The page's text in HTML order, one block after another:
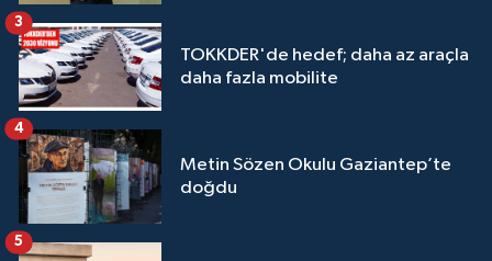
TOKKDER'de hedef; daha az araçla
daha fazla mobilite
3
Metin Sözen Okulu Gaziantep’te
doğdu
4
5